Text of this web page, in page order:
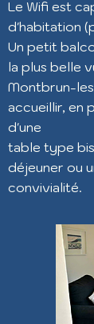
Le Wifi est
d'habitation
Un petit
la plus belle
Montbrun-
accueillir, en
d'une
table type
déjeuner ou
convivialité.